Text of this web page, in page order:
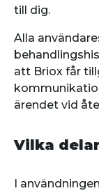
till dig.
Alla
att Briox får
ärendet vid
Vilka
I